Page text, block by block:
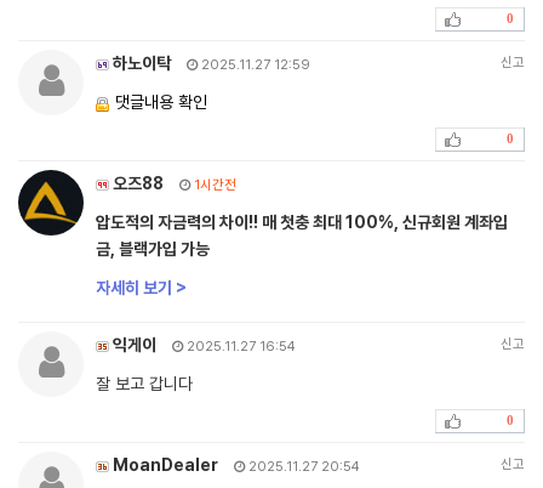
0
하노이탁 2025.11.27 12:59 신고
댓글내용 확인
0
오즈88 1시간전
압도적의 자금력의 차이!! 매 첫충 최대 100%, 신규회원 계좌입
금, 블랙가입 가능
자세히 보기 >
익게이 2025.11.27 16:54 신고
잘 보고 갑니다
0
MoanDealer 2025.11.27 20:54 신고